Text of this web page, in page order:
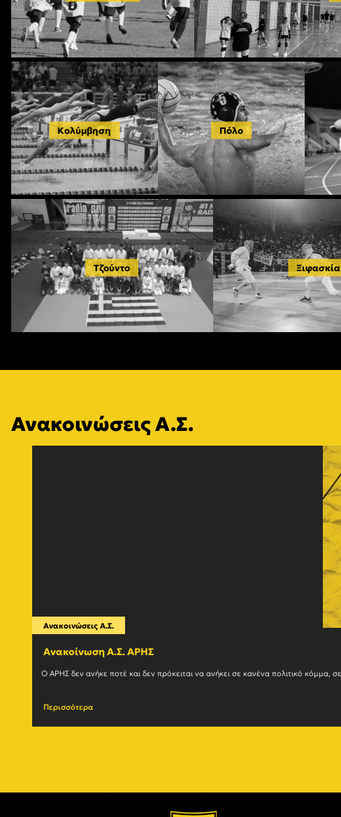
Κολύμβηση Πόλο
Τζούντο Ξιφασκία
Ανακοινώσεις Α.Σ.
Ανακοινώσεις Α.Σ.
Ανακοίνωση Α.Σ. ΑΡΗΣ
Περισσότερα